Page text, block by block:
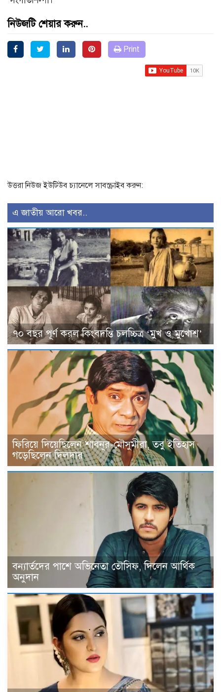
নিউজটি শেয়ার করুন..
Print
উত্তরা নিউজ ইউটিউব চ্যানেলে সাবস্ক্রাইব করুন:
এ জাতীয় আরো খবর..
৭০ বছর পূর্ণ করল কিংবদন্তি চলচ্চিত্র ‘মুখ ও মুখোশ’
ফিরিয়ে দিয়েছিলেন শাবনূর-মৌসুমীরা, তবু ইতিহাস
গড়েছিলেন দিলদার
বন্যার্তদের পাশে অভিনেতা তৌসিফ, দিলেন আর্থিক
অনুদান